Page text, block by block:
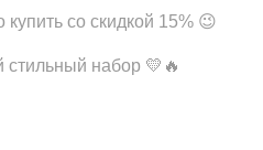
со скидкой 15% 😉
набор 💛🔥